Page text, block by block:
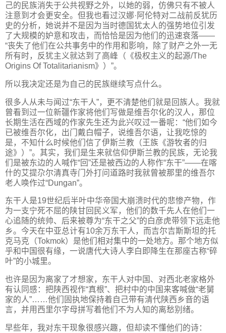
己的民族消失于公共视野之外，以她的弱，仿佛只有不被人
注意到才会更安全。但我也看过汉娜·阿伦特对二战前反犹历
史的分析，她说并不是因为当时德国犹太人的强势地位引发
了大规模的妒意和攻击，而恰恰是因为他们的迅速衰落——
“丧失了他们在公共事务中的作用和影响，除了财产之外一无
所有时，反犹主义就达到了高峰（《极权主义的起源/The
Origins Of Totalitarianism》）”。
所以我决定还是为自己的民族继续写点什么。
很多人从未与闻过“东干人”，更不清楚他们就是回族人。我就
曾看到过一位新疆作家将他们写做是维吾尔化的汉人，那位
长期生活在西域的作家先生还为此兴叹过一番呢：“他们如今
已被维吾尔化，出门戴白帽子，说维吾尔语，让我吃惊的
是，不知什么时候他们信了伊斯兰教（王族《游牧者的归
途》）”。其实，我们是生来就信仰伊斯兰教的民族，无论我
们是被东边的人喊作“回”还是被西边的人称作“东干”——在喀
什的艾提尕尔清真寺门外打问道路时我就曾被那里的维吾尔
老人唤作过“Dungan”。
东干人是19世纪后半叶中华帝国大崩溃时代的悲惨产物，作
为一支宁死不屈的陕甘回民义军，他们的数千先人在他们一
心追随的统帅、后来被尊为“东干之父”的白彦虎带领下远走他
乡。今天在中亚总计有10余万东干人，而吉尔吉斯斯坦的托
克马克（Tokmok）是他们相对集中的一处地方。那个地方似
乎和中国很有缘，一说唐代大诗人李白即降生在那座古称“碎
叶”的小城里。
也许是因为离家了才想家，东干人对中国、对西北老家格外
有认同感：把陕西视作“真根”、把村中的中国来客喊做“老舅
家的人”……他们固执地保持着自己带有清代陕西乡音的语
言，并用西里尔字母拼写着他们不为人知的离愁别绪。
早些年，我对东干现象很感兴趣，但却读不懂他们的诗：